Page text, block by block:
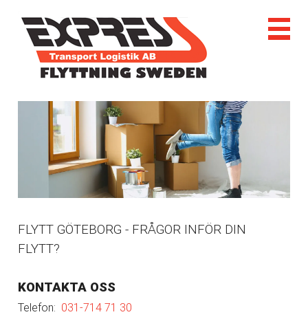
FLYTT GÖTEBORG - FRÅGOR INFÖR DIN
FLYTT?
KONTAKTA OSS
Telefon: 031-714 71 30